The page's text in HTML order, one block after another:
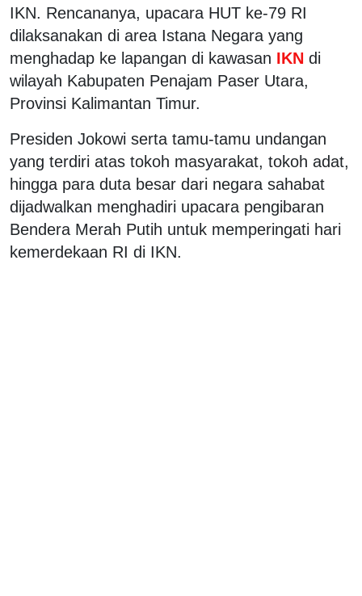
IKN. Rencananya, upacara HUT ke-79 RI
dilaksanakan di area Istana Negara yang
menghadap ke lapangan di kawasan IKN di
wilayah Kabupaten Penajam Paser Utara,
Provinsi Kalimantan Timur.
Presiden Jokowi serta tamu-tamu undangan
yang terdiri atas tokoh masyarakat, tokoh adat,
hingga para duta besar dari negara sahabat
dijadwalkan menghadiri upacara pengibaran
Bendera Merah Putih untuk memperingati hari
kemerdekaan RI di IKN.